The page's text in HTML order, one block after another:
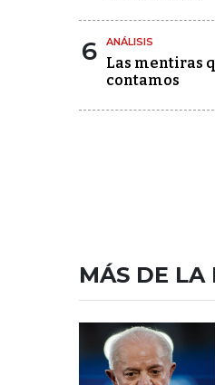
6 ANÁLISIS
Las mentiras
contamos
MÁS DE LA